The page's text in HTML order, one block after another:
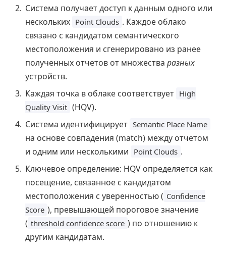
Система получает доступ к данным одного или
нескольких Point Clouds . Каждое облако
связано с кандидатом семантического
местоположения и сгенерировано из ранее
полученных отчетов от множества разных
устройств.
Каждая точка в облаке соответствует High
Quality Visit (HQV).
Система идентифицирует Semantic Place Name
на основе совпадения (match) между отчетом
и одним или несколькими Point Clouds .
Ключевое определение: HQV определяется как
посещение, связанное с кандидатом
местоположения с уверенностью ( Confidence
Score ), превышающей пороговое значение
( threshold confidence score ) по отношению к
другим кандидатам.